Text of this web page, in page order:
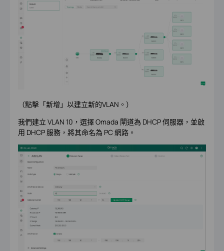
（點擊「新增」以建立新的VLAN。）
我們建立 VLAN 10，選擇 Omada 閘道為 DHCP 伺服器，並啟
用 DHCP 服務，將其命名為 PC 網路。